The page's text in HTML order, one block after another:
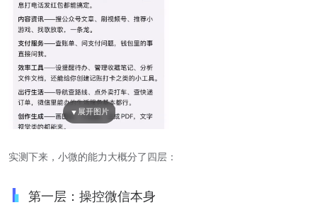
实测下来，小微的能力大概分了四层：
第一层：操控微信本身